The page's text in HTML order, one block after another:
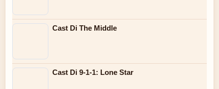
Cast Di The Middle
Cast Di 9-1-1: Lone Star